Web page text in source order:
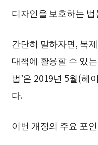
디자인을 보호하는 법
간단히 말하자면, 복
대책에 활용할 수 있
법’은 2019년 5월(헤
다.
이번 개정의 주요 포